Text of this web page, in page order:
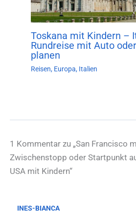
Toskana mit Kindern –
Rundreise mit Auto
planen
Reisen, Europa, Italien
1 Kommentar zu „San Francisco
Zwischenstopp oder Startpunkt
USA mit Kindern“
INES-BIANCA